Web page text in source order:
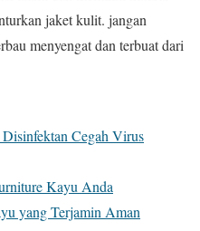
jaket kulit. jangan
menyengat dan terbuat dari
Cegah Virus
Kayu Anda
yang Terjamin Aman